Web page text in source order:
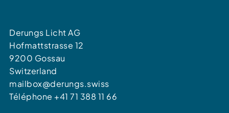
Derungs Licht AG
Hofmattstrasse 12
9200 Gossau
Switzerland
mailbox@derungs.swiss
Téléphone +41 71 388 11 66